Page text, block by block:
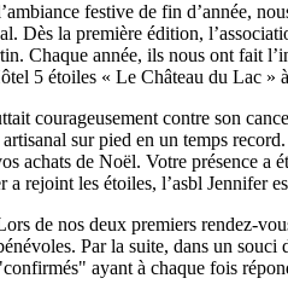
festive de fin d’année,
Dès la première édition,
Chaque année, ils nous ont fait
5 étoiles « Le Château du Lac »
courageusement contre son
sur pied en un temps
achats de Noël. Votre présence a
rejoint les étoiles, l’asbl Jennifer
de nos deux premiers rendez-
Par la suite, dans un
ayant à chaque fois